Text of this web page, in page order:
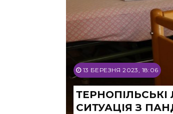
13 БЕРЕЗНЯ 2023, 18:06
ТЕРНОПІЛЬСЬКІ
СИТУАЦІЯ З